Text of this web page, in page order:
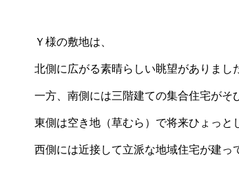
Ｙ様の敷地は、
北側に広がる素晴らしい眺望がありまし
一方、南側には三階建ての集合住宅が
東側は空き地（草むら）で将来ひょっと
西側には近接して立派な地域住宅が建っ